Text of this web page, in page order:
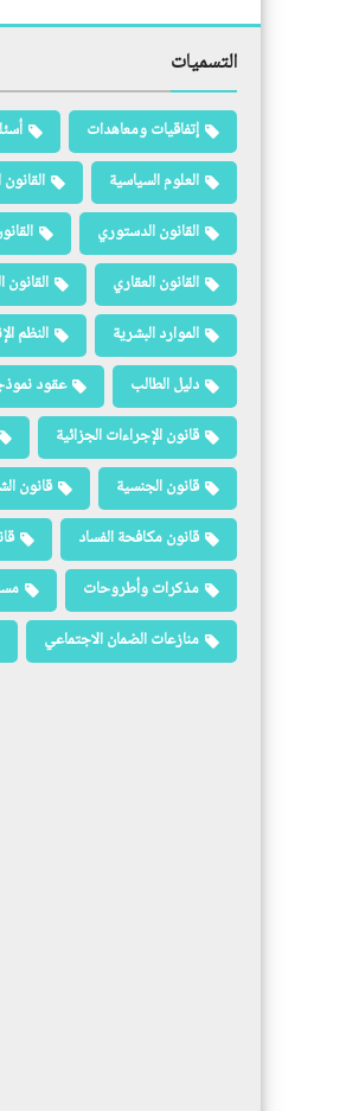
التسميات
إتفاقيات ومعاهدات
العلوم السياسية
القانون الدستوري
القانون العقاري
القانون
الموارد البشرية
النظم
دليل الطالب
عقود
قانون الإجراءات الجزائية
قانون الجنسية
قانون
قانون مكافحة الفساد
مذكرات وأطروحات
منازعات الضمان الاجتماعي